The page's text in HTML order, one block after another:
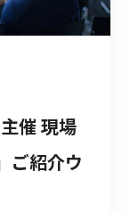
催 現場
ご紹介ウ